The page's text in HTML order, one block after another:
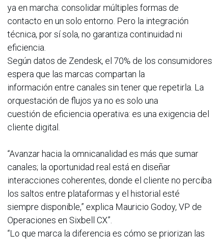
ya en marcha: consolidar múltiples formas de
contacto en un solo entorno. Pero la integración
técnica, por sí sola, no garantiza continuidad ni
eficiencia.
Según datos de Zendesk, el 70% de los consumidores
espera que las marcas compartan la
información entre canales sin tener que repetirla. La
orquestación de flujos ya no es solo una
cuestión de eficiencia operativa: es una exigencia del
cliente digital.
“Avanzar hacia la omnicanalidad es más que sumar
canales; la oportunidad real está en diseñar
interacciones coherentes, donde el cliente no perciba
los saltos entre plataformas y el historial esté
siempre disponible,” explica Mauricio Godoy, VP de
Operaciones en Sixbell CX”.
“Lo que marca la diferencia es cómo se priorizan las